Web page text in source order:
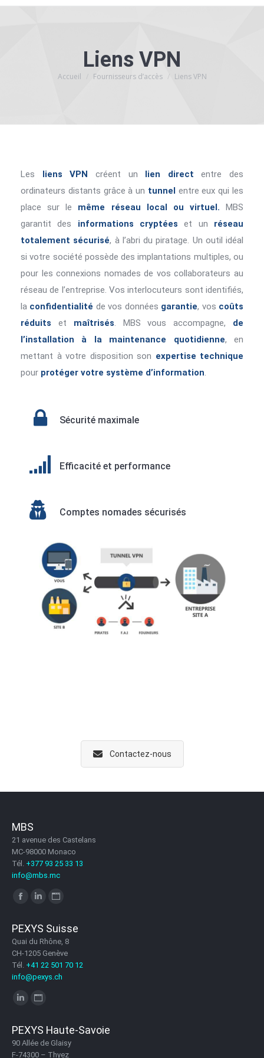
Liens VPN
Vous êtes ici :
Accueil Fournisseurs d’accès Liens VPN
Les liens VPN créent un lien direct entre des
ordinateurs distants grâce à un tunnel entre eux qui les
place sur le même réseau local ou virtuel. MBS
garantit des informations cryptées et un réseau
totalement sécurisé, à l’abri du piratage. Un outil idéal
si votre société possède des implantations multiples, ou
pour les connexions nomades de vos collaborateurs au
réseau de l’entreprise. Vos interlocuteurs sont identifiés,
la confidentialité de vos données garantie, vos coûts
réduits et maîtrisés. MBS vous accompagne, de
l’installation à la maintenance quotidienne, en
mettant à votre disposition son expertise technique
pour protéger votre système d’information.
Sécurité maximale
Efficacité et performance
Comptes nomades sécurisés
Contactez-nous
MBS
21 avenue des Castelans
MC-98000 Monaco
Tél. +377 93 25 33 13
info@mbs.mc
Trouvez nous sur :
opens
in
new
window
opens
in
new
window
page
opens
in
new
PEXYS Suisse
Quai du Rhône, 8
CH-1205 Genève
Tél. +41 22 501 70 12
info@pexys.ch
Trouvez nous sur :
opens
in
page
opens
PEXYS Haute-Savoie
90 Allée de Glaisy
F-74300 – Thyez